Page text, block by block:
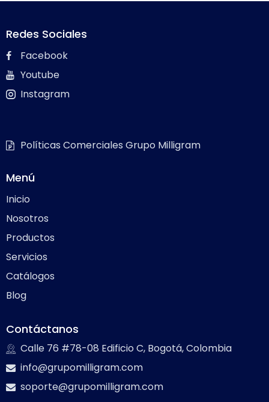
Redes Sociales
Facebook
Youtube
Instagram
Políticas Comerciales Grupo Milligram
Menú
Inicio
Nosotros
Productos
Servicios
Catálogos
Blog
Contáctanos
Calle 76 #78-08 Edificio C, Bogotá, Colombia
info@grupomilligram.com
soporte@grupomilligram.com